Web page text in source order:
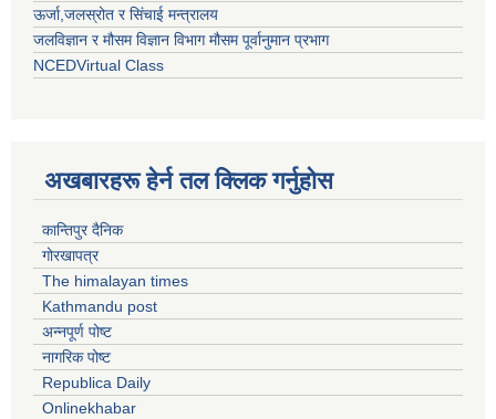
ऊर्जा,जलस्रोत र सिंचाई मन्त्रालय
जलविज्ञान र मौसम विज्ञान विभाग मौसम पूर्वानुमान प्रभाग
NCEDVirtual Class
अखबारहरू हेर्न तल क्लिक गर्नुहोस
कान्तिपुर दैनिक
गोरखापत्र
The himalayan times
Kathmandu post
अन्नपूर्ण पोष्ट
नागरिक पोष्ट
Republica Daily
Onlinekhabar